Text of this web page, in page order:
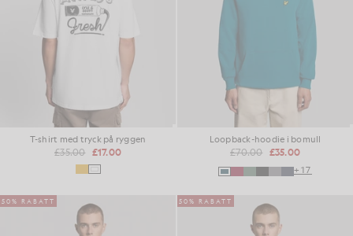
T-shirt med tryck på ryggen
£35.00 £17.00
Loopback-hoodie i bomull
£70.00 £35.00
+17
50% RABATT 50% RABATT